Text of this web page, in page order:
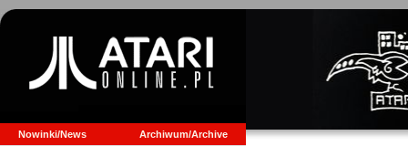
Nowinki/News Archiwum/Archive